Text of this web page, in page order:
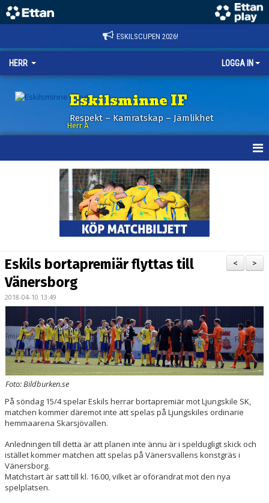
ESKILSCUPEN 2026!
HERR LOGGA IN
Eskilsminne IF
Respekt – Kamratskap – Jämlikhet
Herr A
BILDGALLERI
KONTAKT
MATCHER
ETTAN SÖDRA
>
<
Eskils bortapremiär flyttas till
Vänersborg
2018-04-10 13:49
Foto: Bildburken.se
På söndag 15/4 spelar Eskils herrar bortapremiär mot Ljungskile SK,
matchen kommer däremot inte att spelas på Ljungskiles ordinarie
hemmaarena Skarsjövallen.
Anledningen till detta är att planen inte ännu är i speldugligt skick och
istället kommer matchen att spelas på Vänersvallens konstgräs i
Vänersborg.
Matchstart är satt till kl. 16.00, vilket är oförändrat mot den nya
spelplatsen.